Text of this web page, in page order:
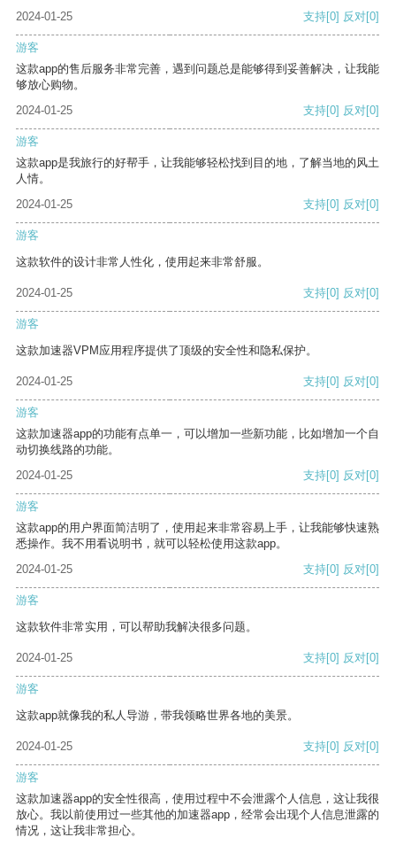
2024-01-25
支持[0] 反对[0]
游客
这款app的售后服务非常完善，遇到问题总是能够得到妥善解决，让我能
够放心购物。
2024-01-25
支持[0] 反对[0]
游客
这款app是我旅行的好帮手，让我能够轻松找到目的地，了解当地的风土
人情。
2024-01-25
支持[0] 反对[0]
游客
这款软件的设计非常人性化，使用起来非常舒服。
2024-01-25 支持[0] 反对[0]
游客
这款加速器VPM应用程序提供了顶级的安全性和隐私保护。
2024-01-25 支持[0] 反对[0]
游客
这款加速器app的功能有点单一，可以增加一些新功能，比如增加一个自
动切换线路的功能。
2024-01-25
支持[0] 反对[0]
游客
这款app的用户界面简洁明了，使用起来非常容易上手，让我能够快速熟
悉操作。我不用看说明书，就可以轻松使用这款app。
2024-01-25
支持[0] 反对[0]
游客
这款软件非常实用，可以帮助我解决很多问题。
2024-01-25 支持[0] 反对[0]
游客
这款app就像我的私人导游，带我领略世界各地的美景。
2024-01-25 支持[0] 反对[0]
游客
这款加速器app的安全性很高，使用过程中不会泄露个人信息，这让我很
放心。我以前使用过一些其他的加速器app，经常会出现个人信息泄露的
情况，这让我非常担心。